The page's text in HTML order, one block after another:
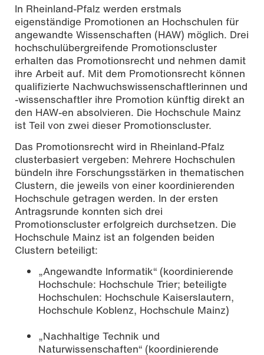
In Rheinland-Pfalz werden erstmals
eigenständige Promotionen an Hochschulen für
angewandte Wissenschaften (HAW) möglich. Drei
hochschulübergreifende Promotionscluster
erhalten das Promotionsrecht und nehmen damit
ihre Arbeit auf. Mit dem Promotionsrecht können
qualifizierte Nachwuchswissenschaftlerinnen und
-wissenschaftler ihre Promotion künftig direkt an
den HAW-en absolvieren. Die Hochschule Mainz
ist Teil von zwei dieser Promotionscluster.
Das Promotionsrecht wird in Rheinland-Pfalz
clusterbasiert vergeben: Mehrere Hochschulen
bündeln ihre Forschungsstärken in thematischen
Clustern, die jeweils von einer koordinierenden
Hochschule getragen werden. In der ersten
Antragsrunde konnten sich drei
Promotionscluster erfolgreich durchsetzen. Die
Hochschule Mainz ist an folgenden beiden
Clustern beteiligt:
„Angewandte Informatik“ (koordinierende
Hochschule: Hochschule Trier; beteiligte
Hochschulen: Hochschule Kaiserslautern,
Hochschule Koblenz, Hochschule Mainz)
„Nachhaltige Technik und
Naturwissenschaften“ (koordinierende